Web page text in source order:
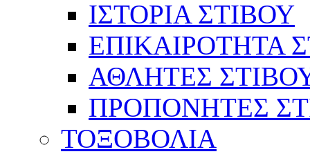
ΙΣΤΟΡΙΑ ΣΤΙΒΟΥ
ΕΠΙΚΑΙΡΟΤΗΤΑ
ΑΘΛΗΤΕΣ
ΠΡΟΠΟΝΗΤΕΣ
ΤΟΞΟΒΟΛΙΑ